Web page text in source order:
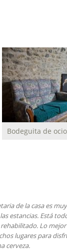
Bodeguita de ocio
las fotos
nuevo y muy
la ubicación, es
de la naturaleza y